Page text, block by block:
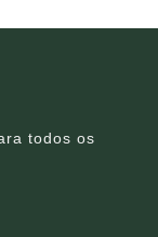
todos os